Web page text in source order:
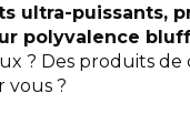
ultra-puissants,
polyvalence
? Des produits de
vous ?